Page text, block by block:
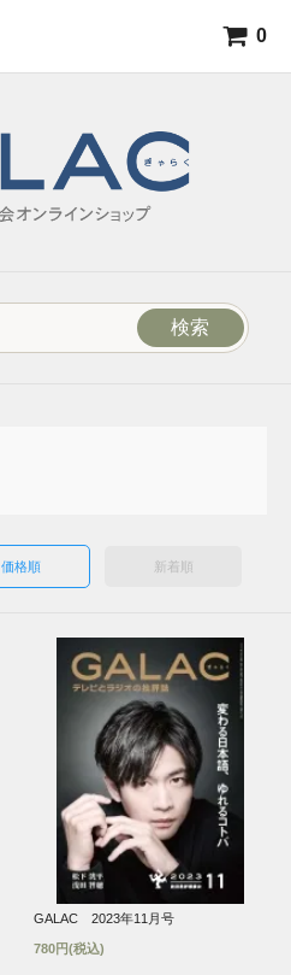
0
検索
価格順 新着順
GALAC 2023年11月号
780円(税込)